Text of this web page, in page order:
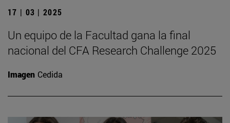
17 | 03 | 2025
Un equipo de la Facultad gana la final
nacional del CFA Research Challenge 2025
Imagen Cedida